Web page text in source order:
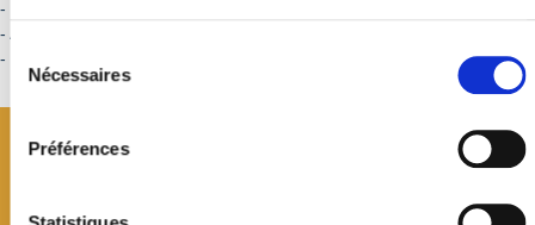
Sélection
consentement
Nécessaires
Préférences
- Etudes surveillées
- Anim+
- Garderies